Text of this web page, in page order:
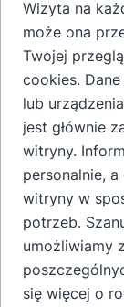
Pudełko
eleganckie i
prezentowania
uszkodzeniami.
nadaje się na
produktów.
Wizyta na
może ona
Twojej
cookies.
lub
jest głównie
witryny.
personalnie,
witryny w
potrzeb.
umożliwiamy
się więcej o